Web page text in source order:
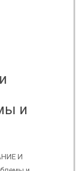
и
И